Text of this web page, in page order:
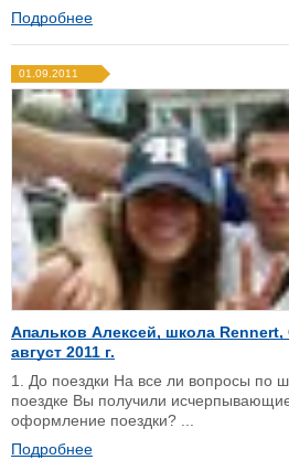
Подробнее
01.09.2011
Апальков Алексей, школа
август 2011 г.
1. До поездки На все ли вопросы по
поездке Вы получили
оформление поездки? ...
Подробнее